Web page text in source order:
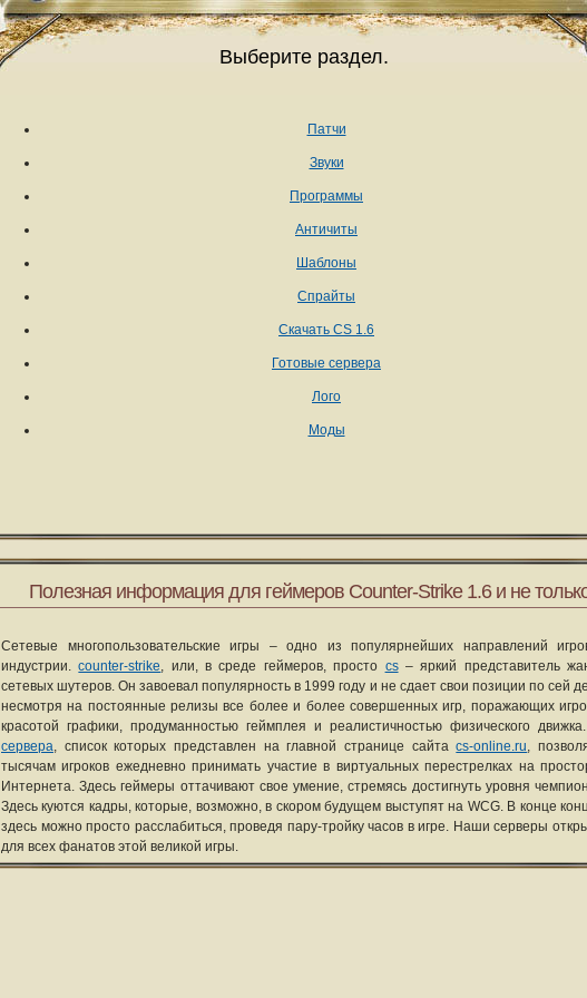
Выберите раздел.
Патчи
Звуки
Программы
Античиты
Шаблоны
Спрайты
Скачать CS 1.6
Готовые сервера
Лого
Моды
Полезная информация для геймеров Counter-Strike 1.6 и не
Сетевые многопользовательские игры – одно из популярнейших направлений
индустрии.counter-strike, или, в среде геймеров, просто cs– яркий представитель
сетевых шутеров. Он завоевал популярность в 1999 году и не сдает свои позиции по сей
несмотря на постоянные релизы все более и более совершенных игр, поражающих
красотой графики, продуманностью геймплея и реалистичностью физического движка.
сервера, список которых представлен на главной странице сайтаcs-online.ru,
тысячам игроков ежедневно принимать участие в виртуальных перестрелках на
Интернета. Здесь геймеры оттачивают свое умение, стремясь достигнуть уровня
Здесь куются кадры, которые, возможно, в скором будущем выступят на WCG. В конце
здесь можно просто расслабиться, проведя пару-тройку часов в игре. Наши серверы
для всех фанатов этой великой игры.